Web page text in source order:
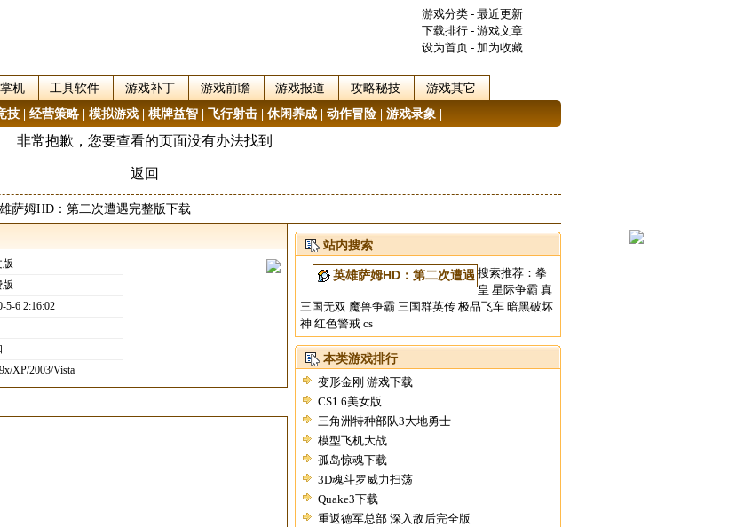
游戏分类 - 最近更新
下载排行 - 游戏文章
设为首页 - 加为收藏
机 工具软件 游戏补丁 游戏前瞻 游戏报道 攻略秘技
游戏其它
技 |经营策略 |模拟游戏 |棋牌益智 飞行射击 |休闲养成 |动作冒险 |游戏录象
萨姆HD：第二次遭遇完整版下载
站内搜索
搜索推荐： 拳
皇 星际争霸 真
三国无双 魔兽争霸 三国群英传 极品飞车 暗黑破坏
神 红色警戒 cs
本类游戏排行
变形金刚 游戏下载
CS1.6美女版
三角洲特种部队3大地勇士
模型飞机大战
孤岛惊魂下载
3D魂斗罗威力扫荡
Quake3下载
重返德军总部 深入敌后完全版
版
版
5-6 2:16:02
XP/2003/Vista